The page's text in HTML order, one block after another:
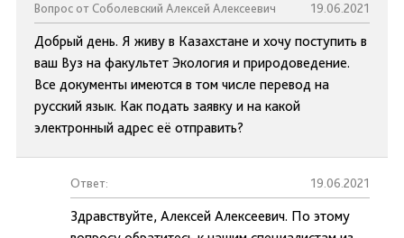
Вопрос от Соболевский Алексей Алексеевич 19.06.2021
Добрый день. Я живу в Казахстане и хочу поступить в
ваш Вуз на факультет Экология и природоведение.
Все документы имеются в том числе перевод на
русский язык. Как подать заявку и на какой
электронный адрес её отправить?
Ответ: 19.06.2021
Здравствуйте, Алексей Алексеевич. По этому